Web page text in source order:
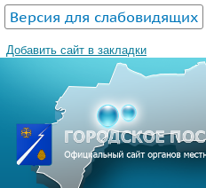
Версия для слабовидящих
Добавить сайт в закладки